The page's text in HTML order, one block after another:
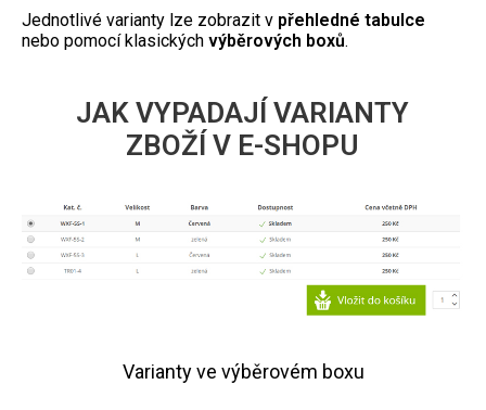
Jednotlivé varianty lze zobrazit v přehledné tabulce
nebo pomocí klasických výběrových boxů.
JAK VYPADAJÍ VARIANTY
ZBOŽÍ V E-SHOPU
Varianty ve výběrovém boxu